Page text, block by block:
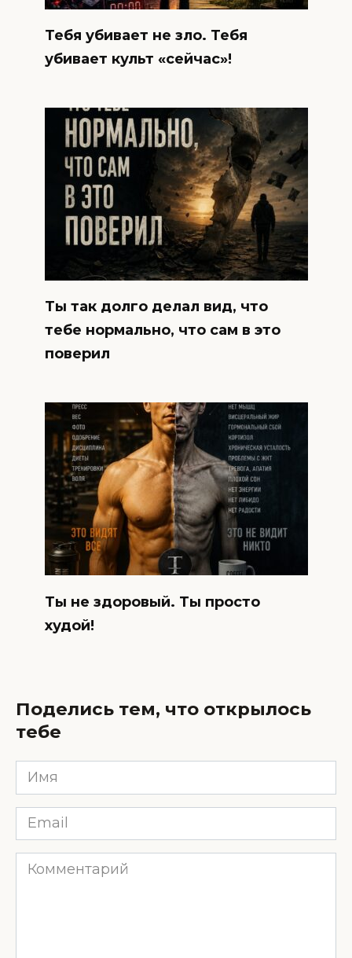
Тебя убивает не зло. Тебя
убивает культ «сейчас»!
Ты так долго делал вид, что
тебе нормально, что сам в это
поверил
Ты не здоровый. Ты просто
худой!
Поделись тем, что открылось
тебе
Имя
*
Email
*
Комментарий